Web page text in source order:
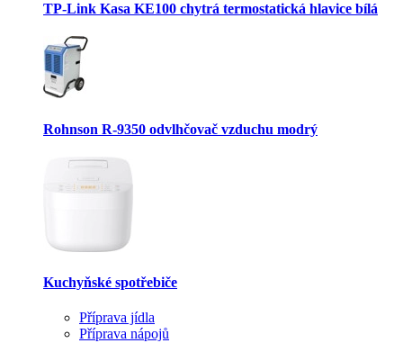
TP-Link Kasa KE100 chytrá termostatická hlavice bílá
Rohnson R-9350 odvlhčovač vzduchu modrý
Kuchyňské spotřebiče
Příprava jídla
Příprava nápojů